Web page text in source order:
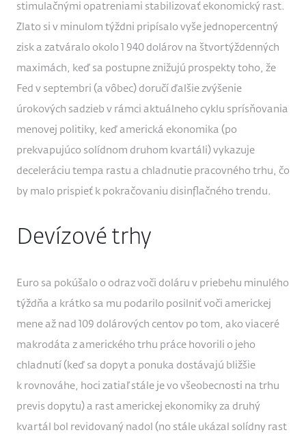
stimulačnými opatreniami stabilizovať ekonomický rast.
Zlato si v minulom týždni pripísalo vyše jednopercentný
zisk a zatváralo okolo 1 940 dolárov na štvortýždenných
maximách, keď sa postupne znižujú prospekty toho, že
Fed v septembri (a vôbec) doručí ďalšie zvýšenie
úrokových sadzieb v rámci aktuálneho cyklu sprísňovania
menovej politiky, keď americká ekonomika (po
prekvapujúco solídnom druhom kvartáli) vykazuje
deceleráciu tempa rastu a chladnutie pracovného trhu, čo
by malo prispieť k pokračovaniu disinflačného trendu.
Devízové trhy
Euro sa pokúšalo o odraz voči doláru v priebehu minulého
týždňa a krátko sa mu podarilo posilniť voči americkej
mene až nad 109 dolárových centov po tom, ako viaceré
makrodáta z amerického trhu práce hovorili o jeho
chladnutí (keď sa dopyt a ponuka dostávajú bližšie
k rovnováhe, hoci zatiaľ stále je vo všeobecnosti na trhu
previs dopytu) a rast americkej ekonomiky za druhý
kvartál bol revidovaný nadol (no stále ukázal solídny rast